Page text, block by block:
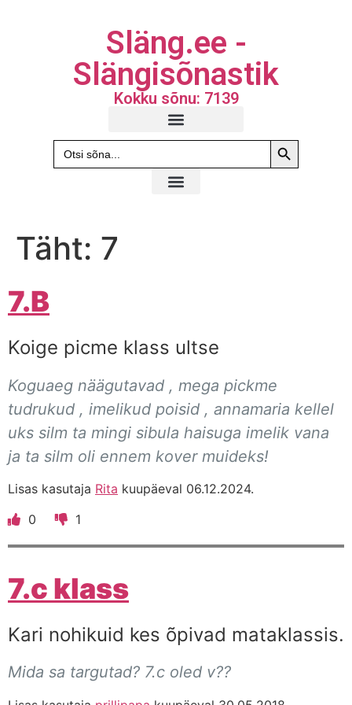
Släng.ee -
Slängisõnastik
Kokku sõnu: 7139
Search
for:
Search
Täht: 7
7.B
Koige picme klass ultse
Koguaeg näägutavad , mega pickme
tudrukud , imelikud poisid , annamaria kellel
uks silm ta mingi sibula haisuga imelik vana
ja ta silm oli ennem kover muideks!
Lisas kasutaja Rita kuupäeval 06.12.2024.
0
1
7.c klass
Kari nohikuid kes õpivad mataklassis.
Mida sa targutad? 7.c oled v??